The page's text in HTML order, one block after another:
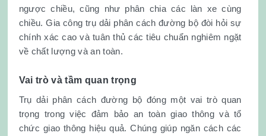
ngược chiều, cũng như phân chia các làn xe cùng
chiều. Gia công trụ dải phân cách đường bộ đòi hỏi sự
chính xác cao và tuân thủ các tiêu chuẩn nghiêm ngặt
về chất lượng và an toàn.
Vai trò và tầm quan trọng
Trụ dải phân cách đường bộ đóng một vai trò quan
trọng trong việc đảm bảo an toàn giao thông và tổ
chức giao thông hiệu quả. Chúng giúp ngăn cách các